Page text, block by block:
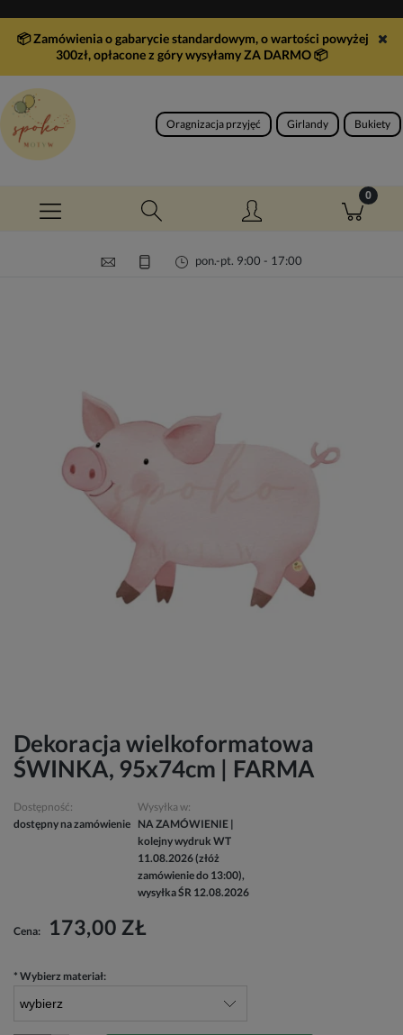
📦 Zamówienia o gabarycie standardowym, o wartości powyżej
300zł, opłacone z góry wysyłamy ZA DARMO📦
Oragnizacja przyjęć Girlandy Bukiety
pon.-pt. 9:00 - 17:00
Dekoracja wielkoformatowa
ŚWINKA, 95x74cm | FARMA
Dostępność:
dostępny na zamówienie
Wysyłka w:
NA ZAMÓWIENIE |
kolejny wydruk WT
11.08.2026 (złóż
zamówienie do 13:00),
wysyłka ŚR 12.08.2026
Cena: 173,00 ZŁ
* Wybierz materiał: